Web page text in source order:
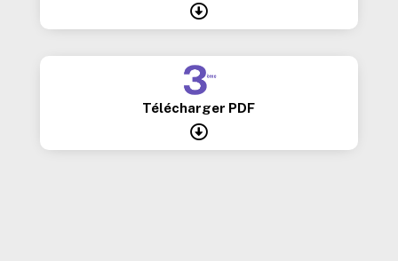

Télécharger PDF
